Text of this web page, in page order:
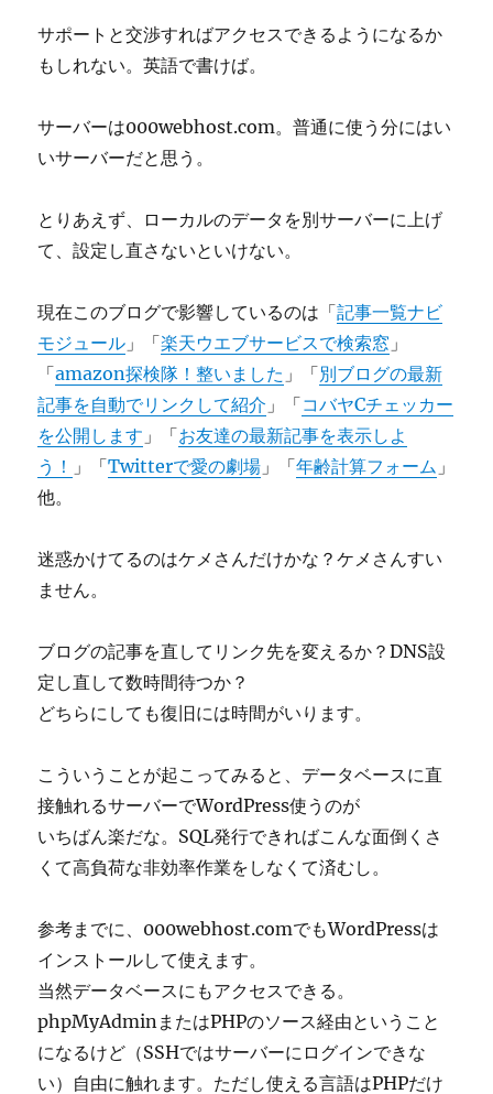
サポートと交渉すればアクセスできるようになるか
もしれない。英語で書けば。
サーバーは000webhost.com。普通に使う分にはい
いサーバーだと思う。
とりあえず、ローカルのデータを別サーバーに上げ
て、設定し直さないといけない。
現在このブログで影響しているのは「記事一覧ナビ
モジュール 」「楽天ウエブサービスで検索窓 」
「amazon探検隊！整いました 」「別ブログの最新
記事を自動でリンクして紹介 」「コバヤCチェッカー
を公開します 」「お友達の最新記事を表示しよ
う！ 」「Twitterで愛の劇場 」「年齢計算フォーム 」
他。
迷惑かけてるのはケメさんだけかな？ケメさんすい
ません。
ブログの記事を直してリンク先を変えるか？DNS設
定し直して数時間待つか？
どちらにしても復旧には時間がいります。
こういうことが起こってみると、データベースに直
接触れるサーバーでWordPress使うのが
いちばん楽だな。SQL発行できればこんな面倒くさ
くて高負荷な非効率作業をしなくて済むし。
参考までに、000webhost.comでもWordPressは
インストールして使えます。
当然データベースにもアクセスできる。
phpMyAdminまたはPHPのソース経由ということ
になるけど（SSHではサーバーにログインできな
い）自由に触れます。ただし使える言語はPHPだけ